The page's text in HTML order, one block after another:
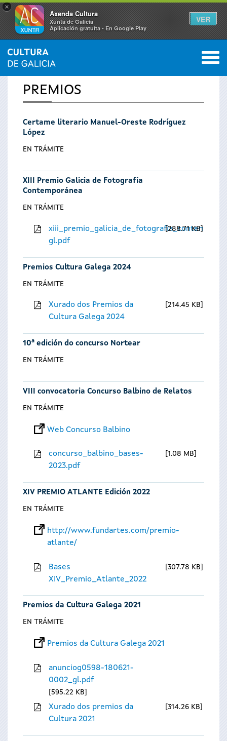
×
Axenda Cultura
Xunta de Galicia
Aplicación gratuíta - En Google Play
VER
Vostede
está
aquí
INICIO 0
PREMIOS
Certame literario Manuel-Oreste Rodríguez
López
EN TRÁMITE
XIII Premio Galicia de Fotografía
Contemporánea
EN TRÁMITE
gl.pdf
288.71 KB
Premios Cultura Galega 2024
EN TRÁMITE
Xurado dos Premios da
Cultura Galega 2024
214.45 KB
10ª edición do concurso Nortear
EN TRÁMITE
VIII convocatoria Concurso Balbino de Relatos
EN TRÁMITE
Web Concurso Balbino
concurso_balbino_bases-
2023.pdf
1.08 MB
XIV PREMIO ATLANTE Edición 2022
EN TRÁMITE
http://www.fundartes.com/premio-
atlante/
Bases
XIV_Premio_Atlante_2022
307.78 KB
Premios da Cultura Galega 2021
EN TRÁMITE
Premios da Cultura Galega 2021
anunciog0598-180621-
0002_gl.pdf
595.22 KB
Xurado dos premios da
Cultura 2021
314.26 KB